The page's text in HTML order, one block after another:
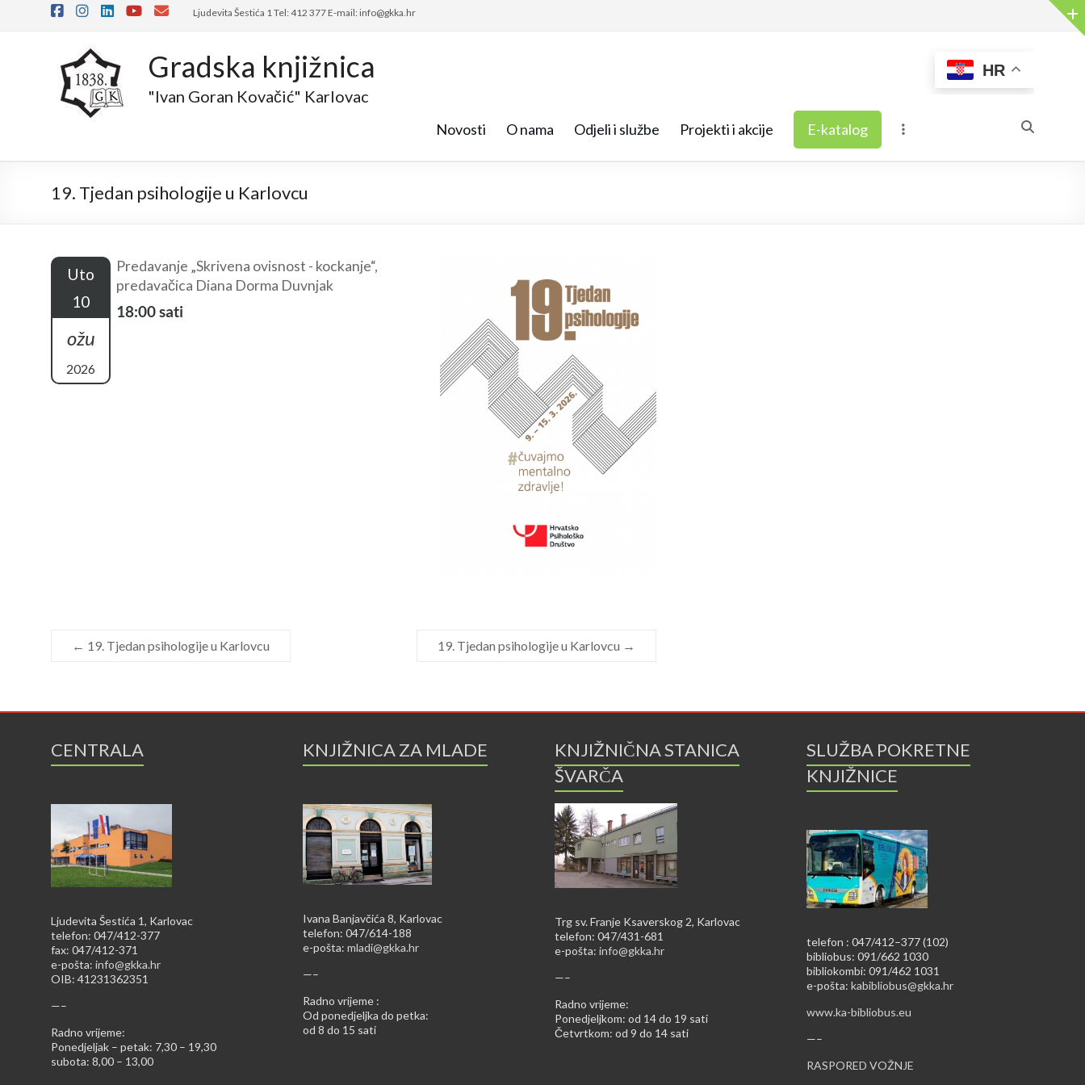
Ljudevita Šestića 1 Tel: 412 377 E-mail: info@gkka.hr
Gradska knjižnica
"Ivan Goran Kovačić" Karlovac
HR
Novosti O nama Odjeli i službe Projekti i akcije E-katalog
19. Tjedan psihologije u Karlovcu
Uto
10
ožu
2026
Predavanje „Skrivena ovisnost - kockanje“,
predavačica Diana Dorma Duvnjak
18:00 sati
← 19. Tjedan psihologije u Karlovcu 19. Tjedan psihologije u Karlovcu →
CENTRALA
Ljudevita Šestića 1, Karlovac
telefon: 047/412-377
fax: 047/412-371
e-pošta: info@gkka.hr
OIB: 41231362351
—–
Radno vrijeme:
Ponedjeljak – petak: 7,30 – 19,30
subota: 8,00 – 13,00
KNJIŽNICA ZA MLADE
Ivana Banjavčića 8, Karlovac
telefon: 047/614-188
e-pošta: mladi@gkka.hr
—–
Radno vrijeme :
Od ponedjeljka do petka:
od 8 do 15 sati
KNJIŽNIČNA STANICA
ŠVARČA
Trg sv. Franje Ksaverskog 2, Karlovac
telefon: 047/431-681
e-pošta: info@gkka.hr
—–
Radno vrijeme:
Ponedjeljkom: od 14 do 19 sati
Četvrtkom: od 9 do 14 sati
SLUŽBA POKRETNE
KNJIŽNICE
telefon : 047/412–377 (102)
bibliobus: 091/662 1030
bibliokombi: 091/462 1031
e-pošta: kabibliobus@gkka.hr
www.ka-bibliobus.eu
—–
RASPORED VOŽNJE